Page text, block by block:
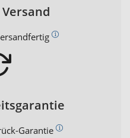
Garantie